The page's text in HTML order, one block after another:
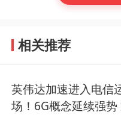
相关推荐
英伟达加速进入电信
场！6G概念延续强